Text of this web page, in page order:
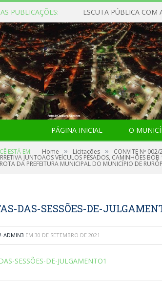
PUBLICAÇÕES: ESCUTA PÚBLICA COM
PÁGINA INICIAL O
ESTÁ EM: Home » Licitações » CONVITE Nº 002/
JUNTOAOS VEÍCULOS PESADOS, CAMINHÕES
DA PREFEITURA MUNICIPAL DO MUNICÍPIO DE
DAS-SESSÕES-DE-
ADMIN3 EM 30 DE SETEMBRO DE 2021
SESSÕES-DE-JULGAMENTO1